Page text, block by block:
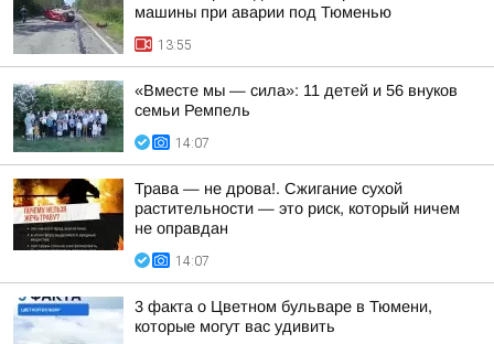
машины при аварии под Тюменью
13:55
«Вместе мы — сила»: 11 детей и 56 внуков
семьи Ремпель
14:07
Трава — не дрова!. Сжигание сухой
растительности — это риск, который ничем
не оправдан
14:07
3 факта о Цветном бульваре в Тюмени,
которые могут вас удивить